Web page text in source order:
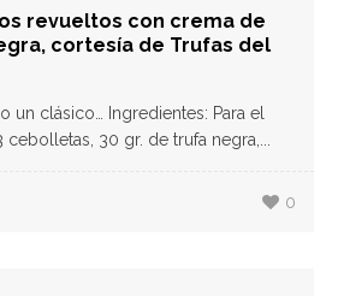
revueltos con crema de
cortesía de Trufas del
un clásico… Ingredientes: Para el
30 gr. de trufa negra,...
0